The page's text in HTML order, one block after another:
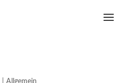
|Allgemein